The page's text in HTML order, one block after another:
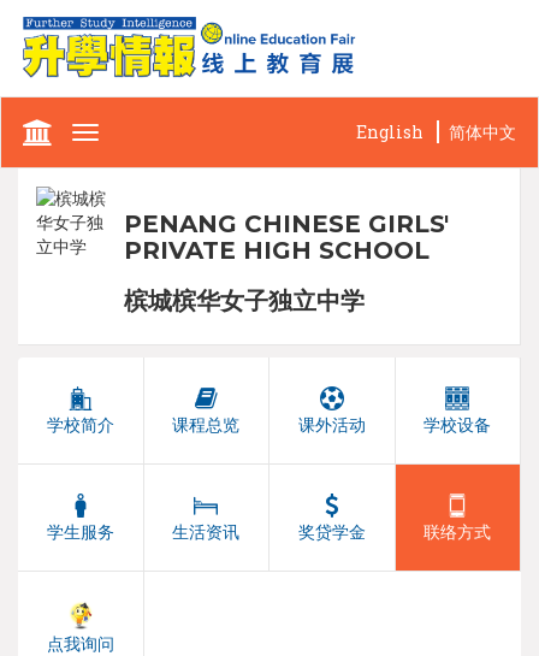
Toggle
English 简体中文
PENANG CHINESE GIRLS'
PRIVATE HIGH SCHOOL
槟城槟华女子独立中学
学校简介 课程总览 课外活动 学校设备
学生服务 生活资讯 奖贷学金 联络方式
点我询问